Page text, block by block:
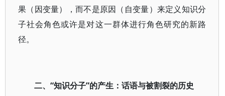
果（因变量），而不是原因（自变量）来定义知识分
子社会角色或许是对这一群体进行角色研究的新路
径。
二、“知识分子”的产生：话语与被割裂的历史